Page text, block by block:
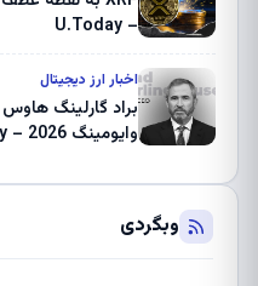
– U.Today
اخبار ارز دیجیتال
براد گارلینگ
وایومینگ 2026 – U.Today
وبگردی